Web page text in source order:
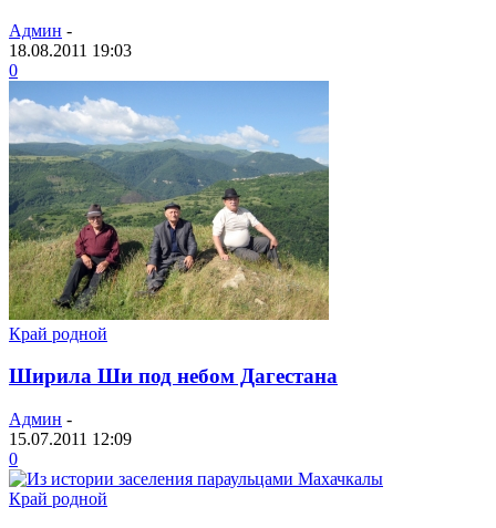
Админ -
18.08.2011 19:03
0
Край родной
Ширила Ши под небом Дагестана
Админ -
15.07.2011 12:09
0
Край родной